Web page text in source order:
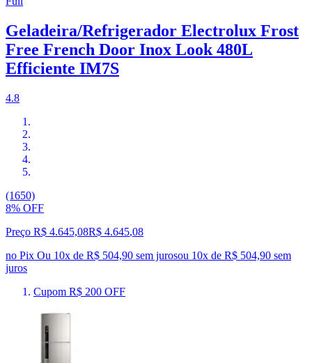
Geladeira/Refrigerador Electrolux Frost
Free French Door Inox Look 480L
Efficiente IM7S
4.8
(1650)
8% OFF
Preço R$ 4.645,08R$ 4.645,08
no Pix Ou 10x de R$ 504,90 sem jurosou 10x de R$ 504,90 sem
juros
Cupom R$ 200 OFF